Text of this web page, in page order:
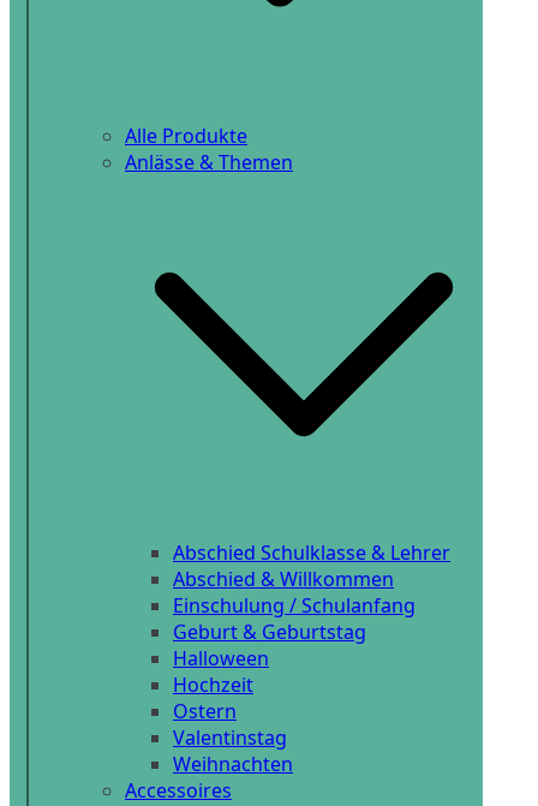
Alle Produkte
Anlässe & Themen
Abschied Schulklasse & Lehrer
Abschied & Willkommen
Einschulung / Schulanfang
Geburt & Geburtstag
Halloween
Hochzeit
Ostern
Valentinstag
Weihnachten
Accessoires